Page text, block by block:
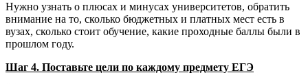
Нужно узнать о плюсах и минусах университетов, обратить
внимание на то, сколько бюджетных и платных мест есть в
вузах, сколько стоит обучение, какие проходные баллы были в
прошлом году.
Шаг 4. Поставьте цели по каждому предмету ЕГЭ